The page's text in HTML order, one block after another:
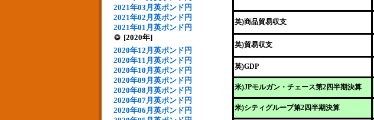
2021年03月英ポンド円
2021年02月英ポンド円
2021年01月英ポンド円
[2020年]
2020年12月英ポンド円
2020年11月英ポンド円
2020年10月英ポンド円
2020年09月英ポンド円
2020年08月英ポンド円
2020年07月英ポンド円
2020年06月英ポンド円
英)商品貿易収支
英)貿易収支
英)GDP
米)JPモルガン・チェース第2四半期決算
米)シティグループ第2四半期決算